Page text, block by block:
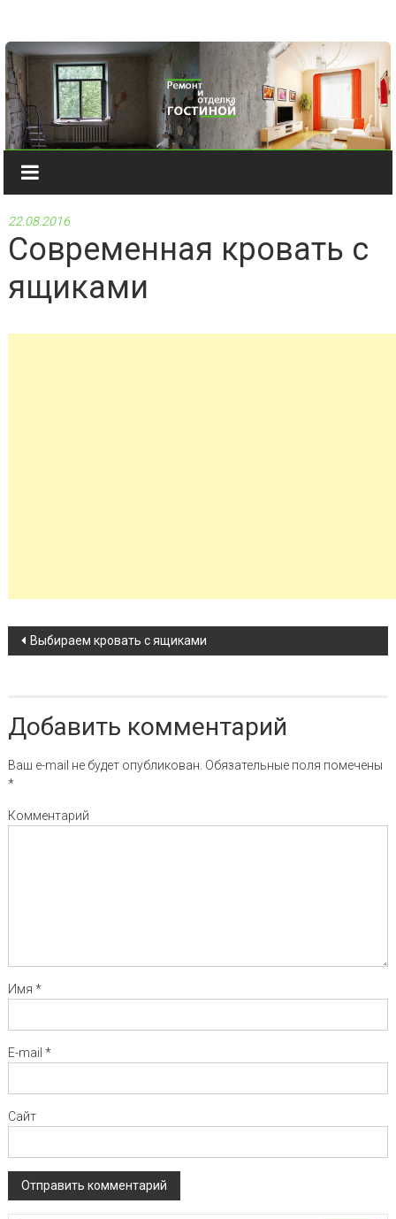
22.08.2016
Современная кровать с
ящиками
Навигация по записи
Выбираем кровать с ящиками
Добавить комментарий
Ваш e-mail не будет опубликован. Обязательные поля помечены
*
Комментарий
Имя *
E-mail *
Сайт